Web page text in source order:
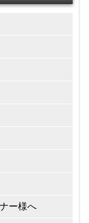
ー様へ